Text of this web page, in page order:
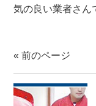
気の良い業者さん
«前のページ